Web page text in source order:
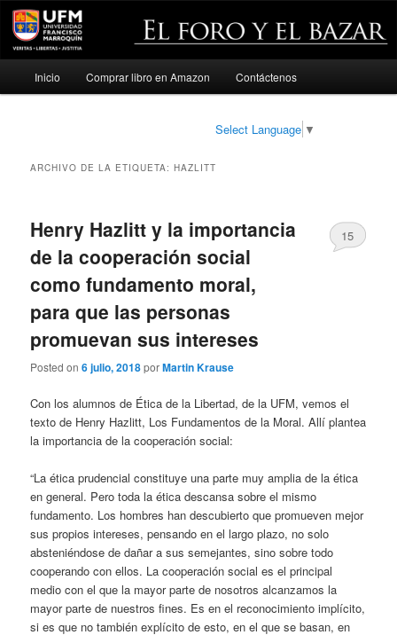
Ir
Ir
Inicio Comprar libro en Amazon Contáctenos
Select Language ▼
ARCHIVO DE LA ETIQUETA:HAZLITT
Henry Hazlitt y la importancia
de la cooperación social
como fundamento moral,
para que las personas
promuevan sus intereses
Posted on6 julio, 2018porMartin Krause
15
Con los alumnos de Ética de la Libertad, de la UFM, vemos el
texto de Henry Hazlitt, Los Fundamentos de la Moral. Allí plantea
la importancia de la cooperación social:
“La ética prudencial constituye una parte muy amplia de la ética
en general. Pero toda la ética descansa sobre el mismo
fundamento. Los hombres han descubierto que promueven mejor
sus propios intereses, pensando en el largo plazo, no solo
absteniéndose de dañar a sus semejantes, sino sobre todo
cooperando con ellos. La cooperación social es el principal
medio con el que la mayor parte de nosotros alcanzamos la
mayor parte de nuestros fines. Es en el reconocimiento implícito,
si es que no también explícito de esto, en el que se basan, en